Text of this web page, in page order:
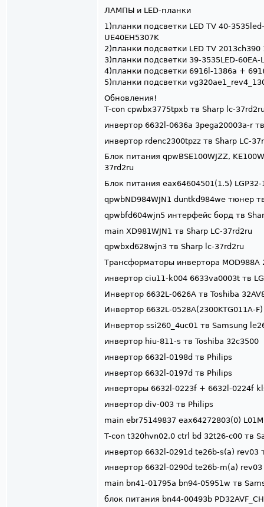
ЛАМПЫ и LED-планки
1)планки подсветки LED TV 40-
UE40EH5307K
2)планки подсветки LED TV
3)планки подсветки 39-3535LED-60EA-
4)планки подсветки 6916l-1386a +
5)планки подсветки
Обновления!
T-con cpwbx3775tpxb тв Sharp lc-
инвертор 6632l-0636a 3pega20003a-r
инвертор rdenc2300tpzz тв Sharp LC-
Блок питания qpwBSE100WJZZ,
37rd2ru
Блок питания eax64604501(1.5) LGP32-
qpwbND984WJN1 duntkd984we тюнер
qpwbfd604wjn5 интерфейс борд тв
main XD981WJN1 тв Sharp LC-37rd2ru
qpwbxd628wjn3 тв Sharp lc-37rd2ru
Трансформаторы инвертора MOD988A
инвертор ciu11-k004 6633va0003t тв
Инвертор 6632L-0626A тв Toshiba
Инвертор 6632L-0528A(2300KTG011A-
Инвертор ssi260_4uc01 тв Samsung
инвертор hiu-811-s тв Toshiba 32c3500
инвертор 6632l-0198d тв Philips
инвертор 6632l-0197d тв Philips
инверторы 6632l-0223f + 6632l-0224f
инвертор div-003 тв Philips
main ebr75149837 eax64272803(0) L01M
T-con t320hvn02.0 ctrl bd 32t26-c00 тв
инвертор 6632l-0291d te26b-s(a) rev03
инвертор 6632l-0290d te26b-m(a)
main bn41-01795a bn94-05951w тв
блок питания bn44-00493b